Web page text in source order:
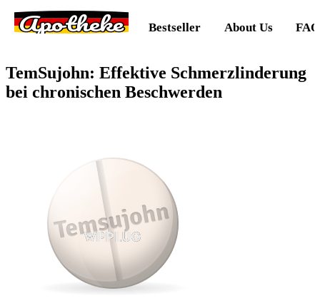
Apotheke Bestseller About Us FAQ
TemSujohn: Effektive Schmerzlinderung
bei chronischen Beschwerden